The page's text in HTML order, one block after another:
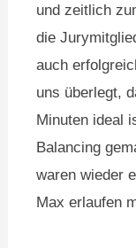
und zeitlich
die
auch
uns überlegt,
Minuten ideal
Balancing
waren wieder
Max erlaufen